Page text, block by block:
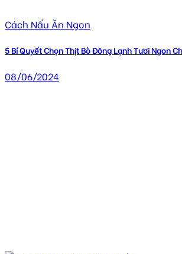
Cách Nấu Ăn Ngon
5 Bí Quyết Chọn Thịt Bò Đông Lạnh Tươi Ngon
08/06/2024